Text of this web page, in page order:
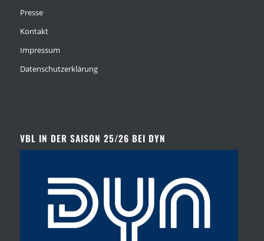
Presse
Kontakt
Impressum
Datenschutzerklärung
VBL IN DER SAISON 25/26 BEI DYN